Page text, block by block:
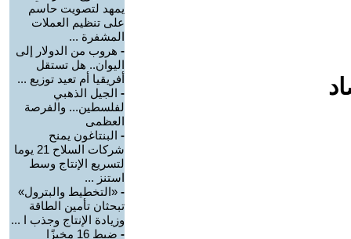
يمهد لتصويت حاسم
على تنظيم العملات
المشفرة ...
- هروب من الدولار إلى
اليوان.. هل تستقل
أفريقيا أم تعيد توزيع ...
- الجيل الذهبي
لفلسطين... والفرصة
العظمى
- البنتاغون يمنح
شركات السلاح 21 يوما
لتسريع الإنتاج وسط
استنز ...
- «التخطيط والبترول»
تبحثان تأمين الطاقة
وزيادة الإنتاج وجذب ا ...
-
ضبط 16 مخبزًا